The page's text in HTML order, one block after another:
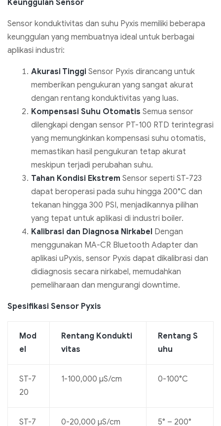
Keunggulan Sensor
Sensor konduktivitas dan suhu Pyxis memiliki beberapa
keunggulan yang membuatnya ideal untuk berbagai
aplikasi industri:
Akurasi Tinggi Sensor Pyxis dirancang untuk
memberikan pengukuran yang sangat akurat
dengan rentang konduktivitas yang luas.
Kompensasi Suhu Otomatis Semua sensor
dilengkapi dengan sensor PT-100 RTD terintegrasi
yang memungkinkan kompensasi suhu otomatis,
memastikan hasil pengukuran tetap akurat
meskipun terjadi perubahan suhu.
Tahan Kondisi Ekstrem Sensor seperti ST-723
dapat beroperasi pada suhu hingga 200°C dan
tekanan hingga 300 PSI, menjadikannya pilihan
yang tepat untuk aplikasi di industri boiler.
Kalibrasi dan Diagnosa Nirkabel Dengan
menggunakan MA-CR Bluetooth Adapter dan
aplikasi uPyxis, sensor Pyxis dapat dikalibrasi dan
didiagnosis secara nirkabel, memudahkan
pemeliharaan dan mengurangi downtime.
Spesifikasi Sensor Pyxis
Mod
el
Rentang Kondukti
vitas
Rentang S
uhu
ST-7
20
1-100,000 µS/cm 0-100°C
ST-7
0-20,000 µS/cm 5° – 200°